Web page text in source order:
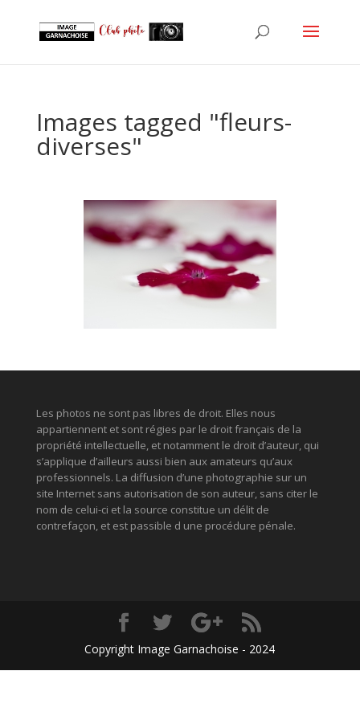
Images tagged "fleurs-
diverses"
Les photos ne sont pas libres de droit. Elles nous
appartiennent et sont régies par le droit français de la
propriété intellectuelle, et notamment le droit d’auteur, qui
s’applique d’ailleurs aussi bien aux amateurs qu’aux
professionnels. La diffusion d’une photographie sur un
site Internet sans autorisation de son auteur, sans citer le
nom de celui-ci et la source constitue un délit de
contrefaçon, et est passible d une procédure pénale.
Copyright Image Garnachoise - 2024